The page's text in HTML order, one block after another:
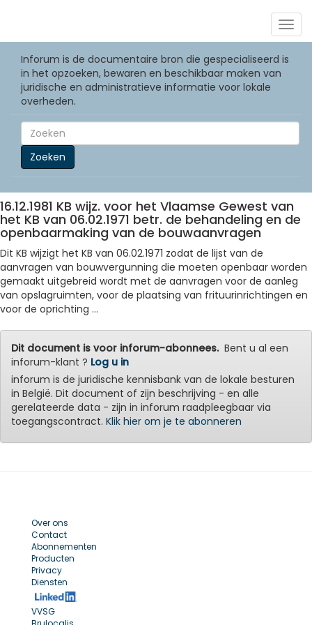
Inforum is de documentaire bron die gespecialiseerd is
in het opzoeken, bewaren en beschikbaar maken van
juridische en administratieve informatie voor lokale
overheden.
Zoeken
16.12.1981 KB wijz. voor het Vlaamse Gewest van
het KB van 06.02.1971 betr. de behandeling en de
openbaarmaking van de bouwaanvragen
Dit KB wijzigt het KB van 06.02.1971 zodat de lijst van de
aanvragen van bouwvergunning die moeten openbaar worden
gemaakt uitgebreid wordt met de aanvragen voor de aanleg
van opslagruimten, voor de plaatsing van frituurinrichtingen en
voor de oprichting ...
Dit document is voor inforum-abonnees.Bent u al een
inforum-klant ? Log u in
inforum is de juridische kennisbank van de lokale besturen
in België. Dit document of zijn beschrijving - en alle
gerelateerde data - zijn in inforum raadpleegbaar via
toegangscontract. Klik hier om je te abonneren
Over ons
Contact
Abonnementen
Producten
Privacy
Diensten
VVSG